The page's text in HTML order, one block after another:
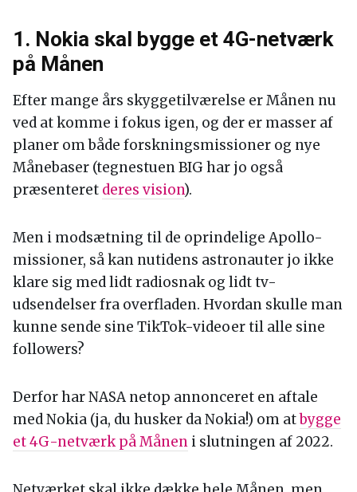
1. Nokia skal bygge et 4G-netværk
på Månen
Efter mange års skyggetilværelse er Månen nu
ved at komme i fokus igen, og der er masser af
planer om både forskningsmissioner og nye
Månebaser (tegnestuen BIG har jo også
præsenteret deres vision).
Men i modsætning til de oprindelige Apollo-
missioner, så kan nutidens astronauter jo ikke
klare sig med lidt radiosnak og lidt tv-
udsendelser fra overfladen. Hvordan skulle man
kunne sende sine TikTok-videoer til alle sine
followers?
Derfor har NASA netop annonceret en aftale
med Nokia (ja, du husker da Nokia!) om atbygge
et 4G-netværk på Månen i slutningen af 2022.